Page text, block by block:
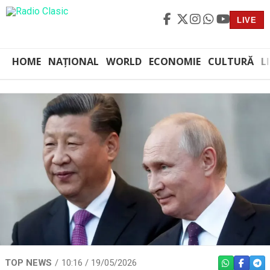
LIVE
HOME NAȚIONAL WORLD ECONOMIE CULTURĂ
TOP NEWS 10:16 / 19/05/2026 WHATSAPP